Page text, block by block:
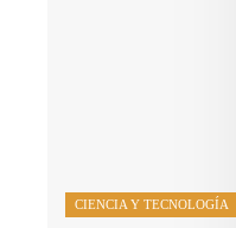
CIENCIA Y TECNOLOGÍA